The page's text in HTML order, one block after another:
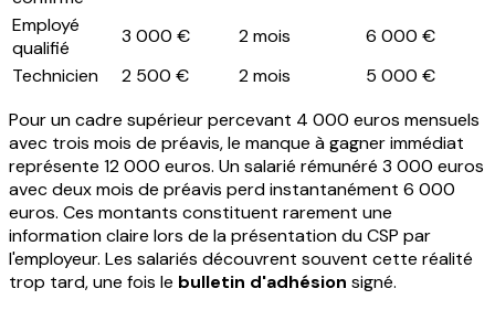
Employé
qualifié
3 000 € 2 mois
6 000 €
Technicien
2 500 € 2 mois
5 000 €
Pour un cadre supérieur percevant 4 000 euros mensuels
avec trois mois de préavis, le manque à gagner immédiat
représente 12 000 euros. Un salarié rémunéré 3 000 euros
avec deux mois de préavis perd instantanément 6 000
euros. Ces montants constituent rarement une
information claire lors de la présentation du CSP par
l'employeur. Les salariés découvrent souvent cette réalité
trop tard, une fois le bulletin d'adhésion signé.